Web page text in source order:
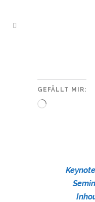
GEFÄLLT MIR:
Wird